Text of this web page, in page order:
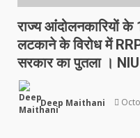
राज्य आंंदोलनकारियों के
लटकाने के विरोध में
सरकार का पुतला । NIU
Deep Maithani